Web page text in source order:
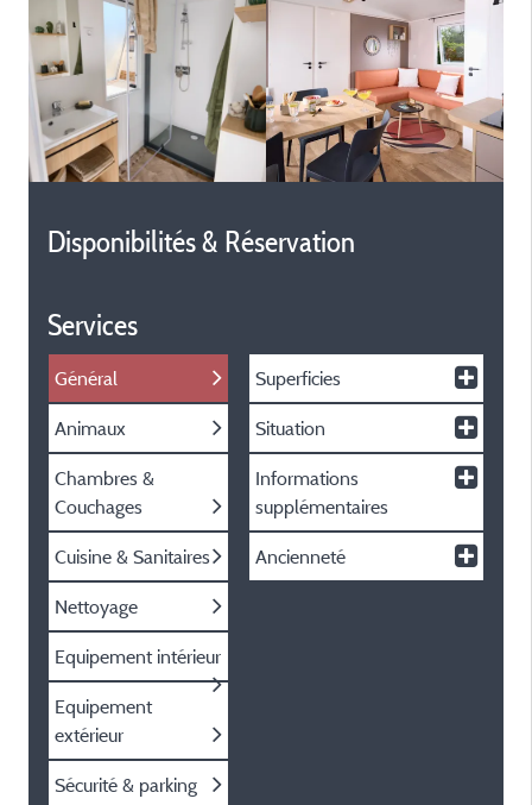
Disponibilités & Réservation
Services
Général
Animaux
Chambres &
Couchages
Cuisine & Sanitaires
Nettoyage
Equipement intérieur
Equipement
extérieur
Sécurité & parking
Superficies
Situation
Informations
supplémentaires
Ancienneté